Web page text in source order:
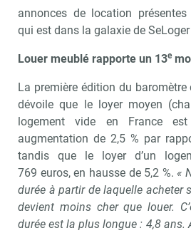
annonces de location
qui est dans la galaxie de
Louer meublé rapporte un 13e
La première édition du baromètre
dévoile que le loyer moyen
logement vide en France
augmentation de 2,5 % par
tandis que le loyer d’un
769 euros, en hausse de 5,2 %. «
durée à partir de laquelle acheter
devient moins cher que louer.
durée est la plus longue : 4,8 ans.
Recevoir